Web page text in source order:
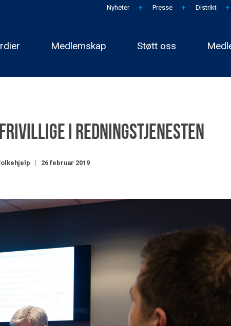
Nyheter Presse Distrikt
Medlemskap Støtt oss
i redningstjenesten
26 februar 2019